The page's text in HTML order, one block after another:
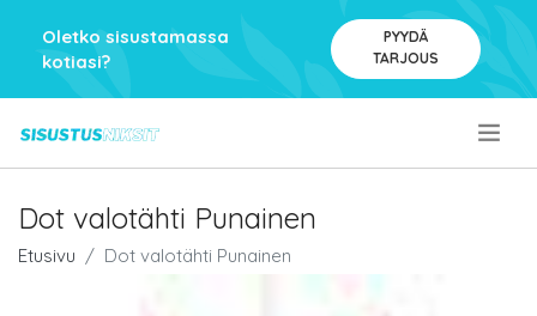
Oletko sisustamassa
kotiasi?
PYYDÄ
TARJOUS
Dot valotähti Punainen
Etusivu Dot valotähti Punainen